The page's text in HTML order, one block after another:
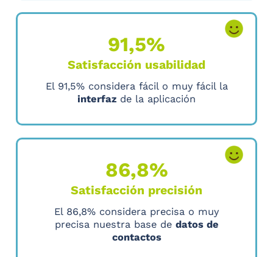
91,5%
Satisfacción usabilidad
El 91,5% considera fácil o muy fácil la
interfaz de la aplicación
86,8%
Satisfacción precisión
El 86,8% considera precisa o muy
precisa nuestra base de datos de
contactos